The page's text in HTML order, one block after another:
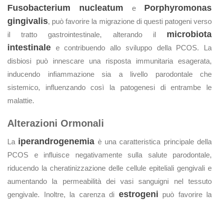
Fusobacterium nucleatum e Porphyromonas
gingivalis, può favorire la migrazione di questi patogeni verso
il tratto gastrointestinale, alterando il microbiota
intestinale e contribuendo allo sviluppo della PCOS. La
disbiosi può innescare una risposta immunitaria esagerata,
inducendo infiammazione sia a livello parodontale che
sistemico, influenzando così la patogenesi di entrambe le
malattie.
Alterazioni Ormonali
La iperandrogenemia è una caratteristica principale della
PCOS e influisce negativamente sulla salute parodontale,
riducendo la cheratinizzazione delle cellule epiteliali gengivali e
aumentando la permeabilità dei vasi sanguigni nel tessuto
gengivale. Inoltre, la carenza di estrogeni può favorire la